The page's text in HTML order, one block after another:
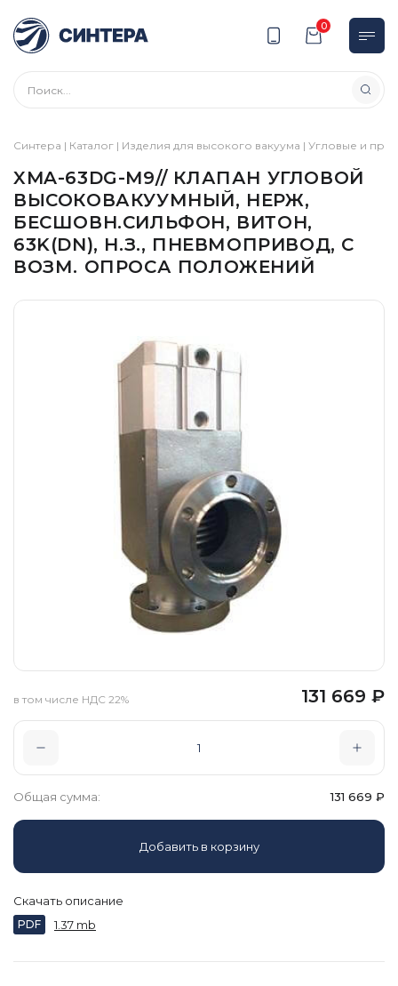
0
Синтера | Каталог | Изделия для высокого вакуума | Угловые и
XMA-63DG-M9// КЛАПАН УГЛОВОЙ
ВЫСОКОВАКУУМНЫЙ, НЕРЖ,
БЕСШОВН.СИЛЬФОН, ВИТОН,
63K(DN), Н.З., ПНЕВМОПРИВОД, С
ВОЗМ. ОПРОСА ПОЛОЖЕНИЙ
131 669 ₽
в том числе НДС 22%
Общая сумма: 131 669 ₽
Добавить в корзину
Скачать описание
PDF 1.37 mb